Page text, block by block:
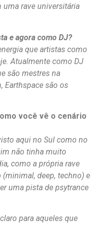
rave universitária
e agora como DJ?
que artistas como
Atualmente como DJ
são mestres na
Earthspace são os
você vê o cenário
aqui no Sul como no
não tinha muito
como a própria rave
deep, techno) e
uma pista de psytrance
para aqueles que